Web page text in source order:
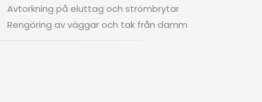
Avtorkning på eluttag och strömbrytar
Rengöring av väggar och tak från damm